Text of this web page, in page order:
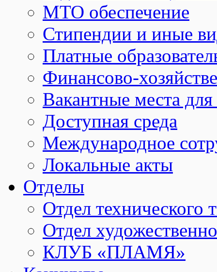
МТО обеспечение
Стипендии и иные
Платные
Финансово-
Вакантные места
Доступная среда
Международное
Локальные акты
Отделы
Отдел технического
Отдел
КЛУБ «ПЛАМЯ»